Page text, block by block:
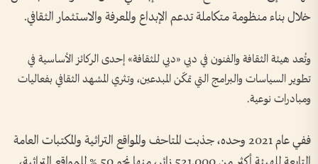
خلال بناء منظومة متكاملة تدعم الإبداع والمعرفة والاستثمار الثقافي.
وتُعد هيئة الثقافة والفنون في دبي «دبي للثقافة» إحدى الركائز الأساسية في
تطوير السياسات والبرامج التي تمكّن المبدعين، وتثري المشهد الثقافي بفعاليات
ومبادرات نوعية.
ففي عام 2021 وحده، جذبت المتاحف والمواقع التراثية والمكتبات العامة